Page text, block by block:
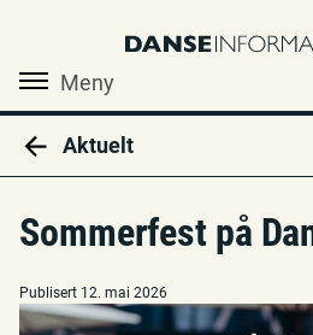
Meny
Aktuelt
Sommerfest på
Publisert 12. mai 2026